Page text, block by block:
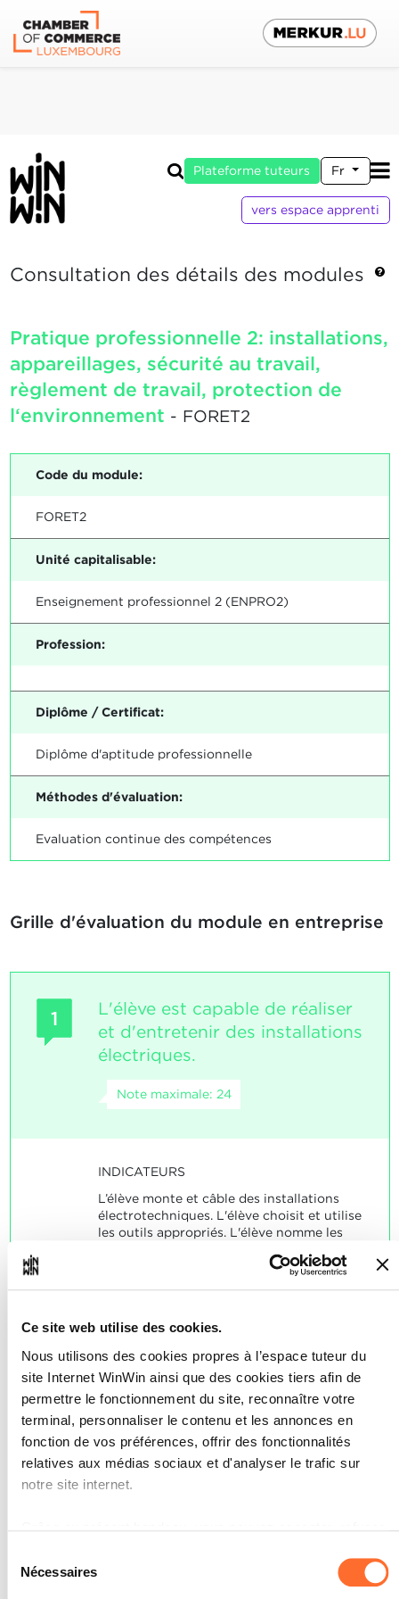
Ce site web utilise des cookies.
Nous utilisons des cookies propres à l’espace tuteur du
site Internet WinWin ainsi que des cookies tiers afin de
permettre le fonctionnement du site, reconnaître votre
terminal, personnaliser le contenu et les annonces en
fonction de vos préférences, offrir des fonctionnalités
relatives aux médias sociaux et d'analyser le trafic sur
notre site internet.
l’exception des cookies strictement nécessaires au
fonctionnement du site. Une description des différents
Nécessaires
Plateforme tuteurs Fr
vers espace apprenti
Consultation des détails des modules
Pratique professionnelle 2: installations,
appareillages, sécurité au travail,
règlement de travail, protection de
l‘environnement - FORET2
Code du module:
FORET2
Unité capitalisable:
Enseignement professionnel 2 (ENPRO2)
Profession:
Diplôme / Certificat:
Diplôme d'aptitude professionnelle
Méthodes d'évaluation:
Evaluation continue des compétences
Grille d'évaluation du module en entreprise
1
L'élève est capable de réaliser
et d'entretenir des installations
électriques.
Note maximale: 24
INDICATEURS
L’élève monte et câble des installations
électrotechniques. L'élève choisit et utilise
les outils appropriés. L'élève nomme les
choisis. L'élève corrige les défauts d'une
SOCLES
L'élève a résolu de manière satisfaisante
les problèmes typiques relatifs aux
indicateurs.